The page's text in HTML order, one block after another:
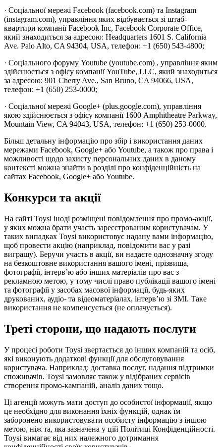
· Соціальної мережі Facebook (facebook.com) та Instagram
(instagram.com), управління яких відбувається зі штаб-
квартири компанії Facebook Inc, Facebook Corporate Office,
який знаходиться за адресою: Headquarters 1601 S. California
Ave. Palo Alto, CA 94304, USA, телефон: +1 (650) 543-4800;
· Соціального форуму Youtube (youtube.com) , управління яким
здійснюється з офісу компанії YouTube, LLC, який знаходиться
за адресою: 901 Cherry Ave., San Bruno, CA 94066, USA,
телефон: +1 (650) 253-0000;
· Соціальної мережі Google+ (plus.google.com), управління
якою здійснюється з офісу компанії 1600 Amphitheatre Parkway,
Mountain View, CA 94043, USA, телефон: +1 (650) 253-0000.
Більш детальну інформацію про збір і використання даних
мережами Facebook, Google+ або Youtube, а також про права і
можливості щодо захисту персональних даних в даному
контексті можна знайти в розділі про конфіденційність на
сайтах Facebook, Google+ або Youtube.
Конкурси та акції
На сайті Toysi іноді розміщені повідомлення про промо-акції,
у яких можна брати участь зареєстрованим користувачам. У
таких випадках Toysi використовує надану вами інформацію,
щоб провести акцію (наприклад, повідомити вас у разі
виграшу). Беручи участь в акції, ви надаєте однозначну згоду
на безкоштовне використання вашого імені, прізвища,
фотографії, інтерв’ю або інших матеріалів про вас з
рекламною метою, у тому числі право публікації вашого імені
та фотографії у засобах масової інформації, будь-яких
друкованих, аудіо- та відеоматеріалах, інтерв’ю зі ЗМІ. Таке
використання не компенсується (не оплачується).
Треті сторони, що надають послуги
У процесі роботи Toysi звертається до інших компаній та осіб,
які виконують додаткові функції для обслуговування
користувача. Наприклад: доставка послуг, надання підтримки
споживачів. Toysi замовляє також у відібраних сервісів
створення промо-кампаній, аналіз даних тощо.
Ці агенції можуть мати доступ до особистої інформації, якщо
це необхідно для виконання їхніх функцій, однак їм
заборонено використовувати особисту інформацію з іншою
метою, ніж та, яка зазначена у цій Політиці Конфіденційності.
Toysi вимагає від них належного дотримання